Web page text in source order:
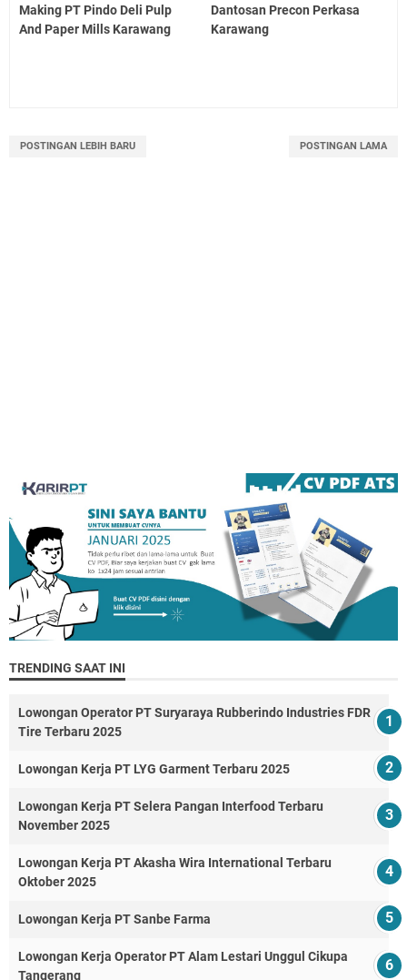
Making PT Pindo Deli Pulp
And Paper Mills Karawang
Dantosan Precon Perkasa
Karawang
POSTINGAN LEBIH BARU POSTINGAN LAMA
TRENDING SAAT INI
Lowongan Operator PT Suryaraya Rubberindo Industries FDR
Tire Terbaru 2025
Lowongan Kerja PT LYG Garment Terbaru 2025
Lowongan Kerja PT Selera Pangan Interfood Terbaru
November 2025
Lowongan Kerja PT Akasha Wira International Terbaru
Oktober 2025
Lowongan Kerja PT Sanbe Farma
Lowongan Kerja Operator PT Alam Lestari Unggul Cikupa
Tangerang